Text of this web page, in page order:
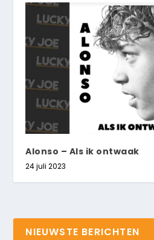
Alonso – Als ik ontwaak
24 juli 2023
NIEUWSTE BERICHTEN